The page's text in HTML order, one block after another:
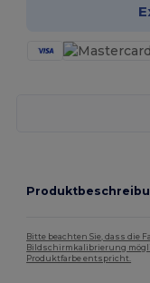
Bitte beachten Sie, dass die
Bildschirmkalibrierung
Produktfarbe entspricht.